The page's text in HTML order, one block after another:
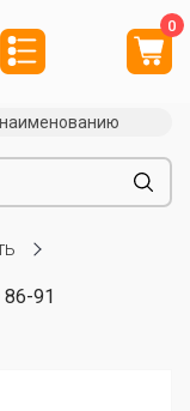
0
86-91